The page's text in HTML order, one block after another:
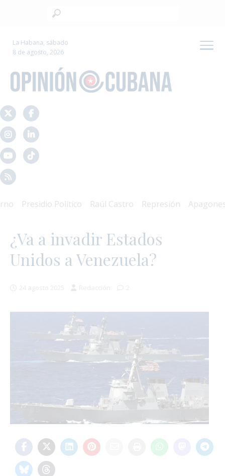
La Habana, sábado
8 de agosto, 2026
Presidio Político Raúl Castro Represión Apagones
¿Va a invadir Estados
Unidos a Venezuela?